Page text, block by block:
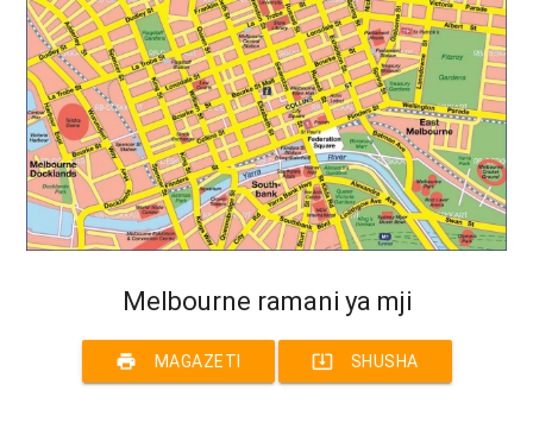
Melbourne ramani ya mji
print MAGAZETI system_update_alt SHUSHA